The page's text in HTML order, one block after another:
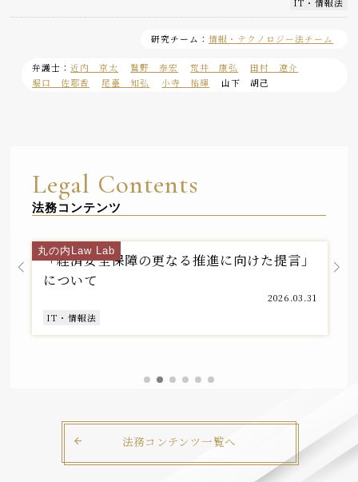
IT・情報法
研究チーム：情報・テクノロジー法チーム
弁護士：近内 京太 鷲野 泰宏 荒井 康弘
田村 遼介
堀口 佐耶香
尾臺 知弘 小寺 祐輝 山下 胡己
Legal Contents
法務コンテンツ
丸の内Law Lab
「経済安全保障の更なる推進に向けた提言」
について
2026.03.31
IT・情報法
法務コンテンツ一覧へ